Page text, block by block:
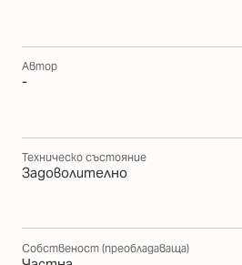
Автор
-
Техническо състояние
Задоволително
Собственост (преобладаваща)